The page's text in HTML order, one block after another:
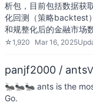
析包，目前包括数据获
化回测（策略backtest
和规整化后的金融市场
☆1,920 Mar 16, 2025
panjf2000 / ants
🐜🐜🐜 ants is the
Go.